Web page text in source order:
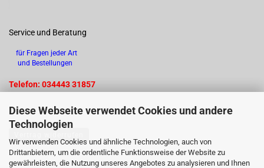
Diese Webseite verwendet Cookies und andere
Technologien
Wir verwenden Cookies und ähnliche Technologien, auch von
Drittanbietern, um die ordentliche Funktionsweise der Website zu
gewährleisten, die Nutzung unseres Angebotes zu analysieren und Ihnen
Service und Beratung
für Fragen jeder Art
und Bestellungen
Telefon: 034443 31857